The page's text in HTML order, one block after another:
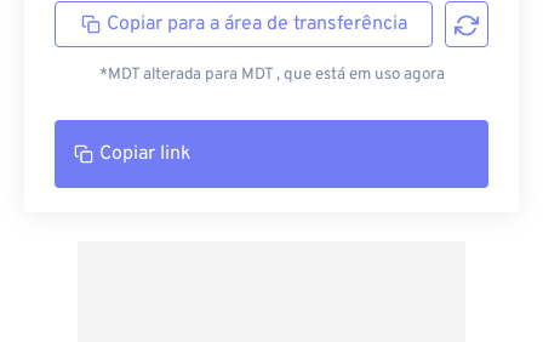
Copiar para a área de transferência
*MDT alterada para MDT , que está em uso agora
Copiar link